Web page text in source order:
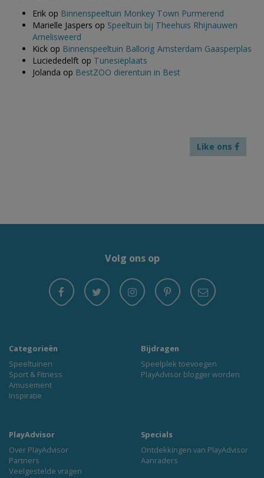
Erik op Binnenspeeltuin Monkey Town Purmerend
Marielle Jaspers op Speeltuin bij Theehuis Rhijnauwen
Amelisweerd
Kick op Binnenspeeltuin Ballorig Amsterdam Gaasperplas
Luciededelft op Tunesiëplaats
Jolanda op BestZOO dierentuin in Best
Like ons
Volg ons op
Categorieën
Speeltuinen
Sport & Fitness
Amusement
Inspiratie
Bijdragen
Speelplek toevoegen
PlayAdvisor blogger worden
PlayAdvisor
Over PlayAdvisor
Partners
Veelgestelde vragen
Specials
Ontdekkingen van PlayAdvisor
Aanraders